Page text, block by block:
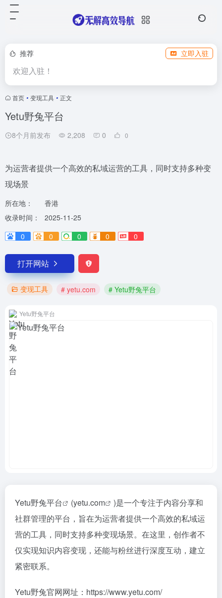
推荐 立即入驻
欢迎入驻！
首页 • 变现工具 • 正文
Yetu野兔平台
8个月前发布 2,208 0 0
为运营者提供一个高效的私域运营的工具，同时支持多种变
现场景
所在地：
香港
收录时间：
2025-11-25
0
0 0 0 0
打开网站
变现工具 # yetu.com # Yetu野兔平台
Yetu野兔平台
Yetu野兔平台 (yetu.com
)是一个专注于内容分享和
社群管理的平台，旨在为运营者提供一个高效的私域运
营的工具，同时支持多种变现场景。在这里，创作者不
仅实现知识内容变现，还能与粉丝进行深度互动，建立
紧密联系。
Yetu野兔官网网址：https://www.yetu.com/